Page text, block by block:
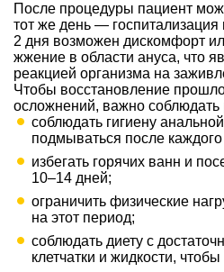
После процедуры пациент
тот же день —
2 дня возможен дискомфорт
жжение в области ануса, что
реакцией организма на
Чтобы восстановление
осложнений, важно соблюдать
соблюдать гигиену
подмываться после каждого
избегать горячих ванн и
10–14 дней;
ограничить физические
на этот период;
соблюдать диету с
клетчатки и жидкости,